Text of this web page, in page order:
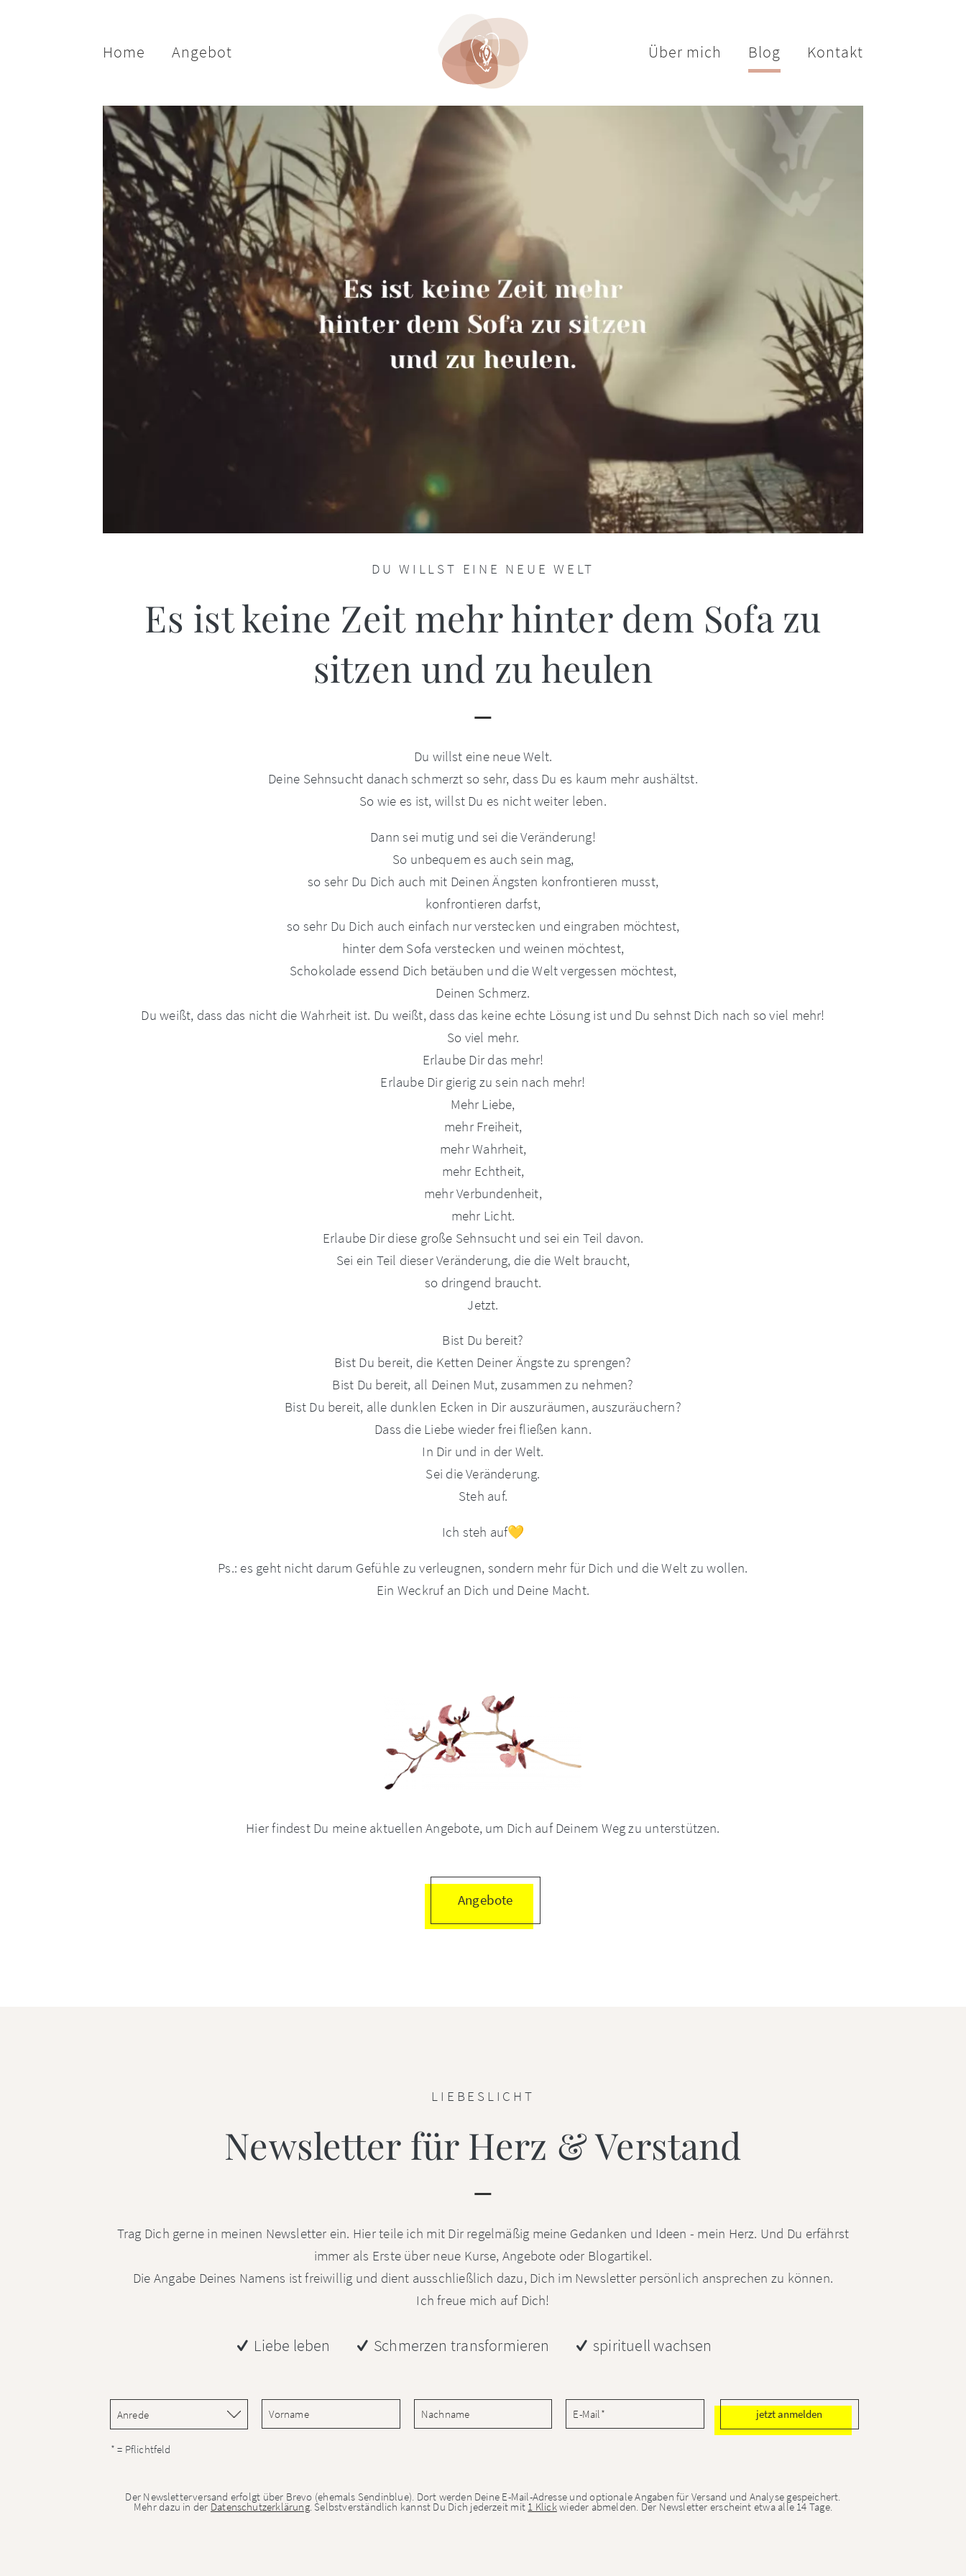
Home Angebot Über mich Blog Kontakt
DU WILLST EINE NEUE WELT
Es ist keine Zeit mehr hinter dem Sofa zu
sitzen und zu heulen
Du willst eine neue Welt.
Deine Sehnsucht danach schmerzt so sehr, dass Du es kaum mehr aushältst.
So wie es ist, willst Du es nicht weiter leben.
Dann sei mutig und sei die Veränderung!
So unbequem es auch sein mag,
so sehr Du Dich auch mit Deinen Ängsten konfrontieren musst,
konfrontieren darfst,
so sehr Du Dich auch einfach nur verstecken und eingraben möchtest,
hinter dem Sofa verstecken und weinen möchtest,
Schokolade essend Dich betäuben und die Welt vergessen möchtest,
Deinen Schmerz.
Du weißt, dass das nicht die Wahrheit ist. Du weißt, dass das keine echte Lösung ist und Du sehnst Dich nach so viel mehr!
So viel mehr.
Erlaube Dir das mehr!
Erlaube Dir gierig zu sein nach mehr!
Mehr Liebe,
mehr Freiheit,
mehr Wahrheit,
mehr Echtheit,
mehr Verbundenheit,
mehr Licht.
Erlaube Dir diese große Sehnsucht und sei ein Teil davon.
Sei ein Teil dieser Veränderung, die die Welt braucht,
so dringend braucht.
Jetzt.
Bist Du bereit?
Bist Du bereit, die Ketten Deiner Ängste zu sprengen?
Bist Du bereit, all Deinen Mut, zusammen zu nehmen?
Bist Du bereit, alle dunklen Ecken in Dir auszuräumen, auszuräuchern?
Dass die Liebe wieder frei fließen kann.
In Dir und in der Welt.
Sei die Veränderung.
Steh auf.
Ich steh auf💛
Ps.: es geht nicht darum Gefühle zu verleugnen, sondern mehr für Dich und die Welt zu wollen.
Ein Weckruf an Dich und Deine Macht.
Hier findest Du meine aktuellen Angebote, um Dich auf Deinem Weg zu unterstützen.
Angebote
LIEBESLICHT
Newsletter für Herz & Verstand
Trag Dich gerne in meinen Newsletter ein. Hier teile ich mit Dir regelmäßig meine Gedanken und Ideen - mein Herz. Und Du erfährst
immer als Erste über neue Kurse, Angebote oder Blogartikel.
Die Angabe Deines Namens ist freiwillig und dient ausschließlich dazu, Dich im Newsletter persönlich ansprechen zu können.
Ich freue mich auf Dich!
Liebe leben Schmerzen transformieren spirituell wachsen
jetzt anmelden
* = Pflichtfeld
Der Newsletterversand erfolgt über Brevo (ehemals Sendinblue). Dort werden Deine E-Mail-Adresse und optionale Angaben für Versand und Analyse gespeichert.
Mehr dazu in der Datenschutzerklärung. Selbstverständlich kannst Du Dich jederzeit mit 1 Klickwieder abmelden. Der Newsletter erscheint etwa alle 14 Tage.